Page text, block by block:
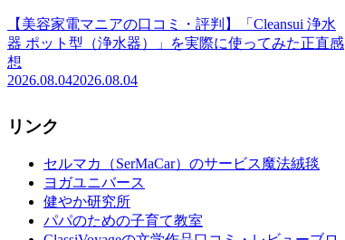
【美容家電マニアの口コミ・評判】「Cleansui 浄水
器 ポット型（浄水器）」を実際に使ってみた正直感
想
2026.08.042026.08.04
リンク
セルマカ（SerMaCar）のサービス魔法絨毯
ヨガユニバース
健やか研究所
パパのための子育て教室